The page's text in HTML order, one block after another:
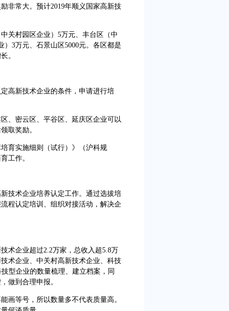
非常大。预计2019年顺义国家高新技
村园区企业）5万元、丰台区（中
3万元、石景山区5000元。各区都是
。
新技术企业的条件，申请进行培
密云区、平谷区、延庆区企业可以
取奖励。
育实施细则（试行）》（沪科规
工作。
术企业培养认定工作。通过选拔培
程认定培训、组织对接活动，解决企
企业超过2.2万家，总收入超5.8万
术企业、中关村高新技术企业、科技
型企业的数量梳理、建立档案，同
做到合理申报。
等号，所以数量多不代表质量高。